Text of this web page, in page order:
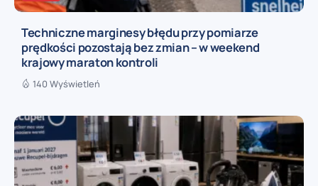
Techniczne marginesy błędu przy pomiarze
prędkości pozostają bez zmian – w weekend
krajowy maraton kontroli
140 Wyświetleń